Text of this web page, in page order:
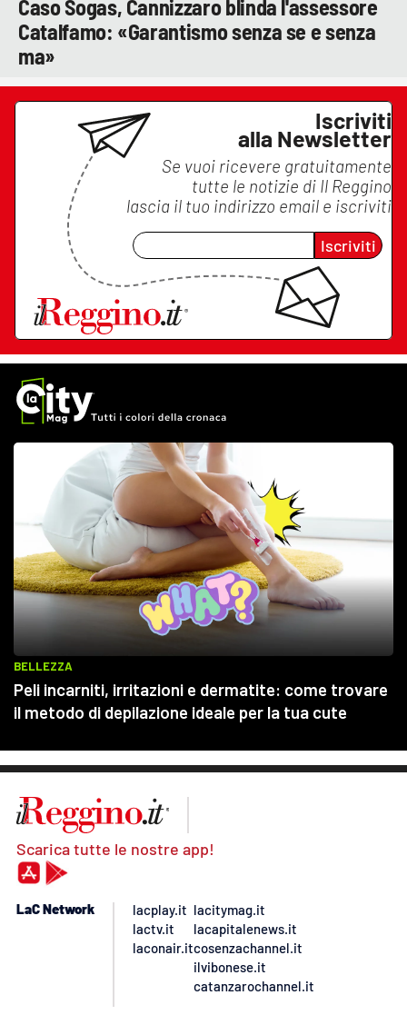
Caso Sogas, Cannizzaro blinda l'assessore
Catalfamo: «Garantismo senza se e senza
ma»
Iscriviti
alla Newsletter
Se vuoi ricevere gratuitamente
tutte le notizie di Il Reggino
lascia il tuo indirizzo email e iscriviti
Iscriviti
Scarica tutte le nostre app!
LaC Network
lacplay.it
lactv.it
laconair.it
lacitymag.it
lacapitalenews.it
cosenzachannel.it
ilvibonese.it
catanzarochannel.it